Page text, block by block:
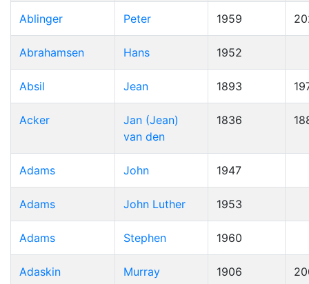
Ablinger Peter 1959
Abrahamsen Hans 1952
Absil Jean 1893
Acker
Jan (Jean)
van den
1836
Adams John 1947
Adams John Luther 1953
Adams Stephen 1960
Adaskin Murray 1906